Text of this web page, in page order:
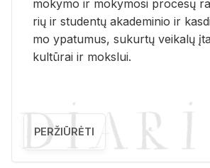
mo­ky­mo ir mo­ky­mo­si pro­ce­sų
rių ir stu­den­tų aka­de­mi­nio ir
mo ypa­tu­mus, su­kur­tų vei­ka­lų
kul­tū­rai ir moks­lui.
PERŽIŪRĖTI